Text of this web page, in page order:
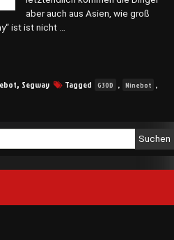
aber auch aus Asien, wie groß
ist ist nicht …
, Segway Tagged G30D , Ninebot ,